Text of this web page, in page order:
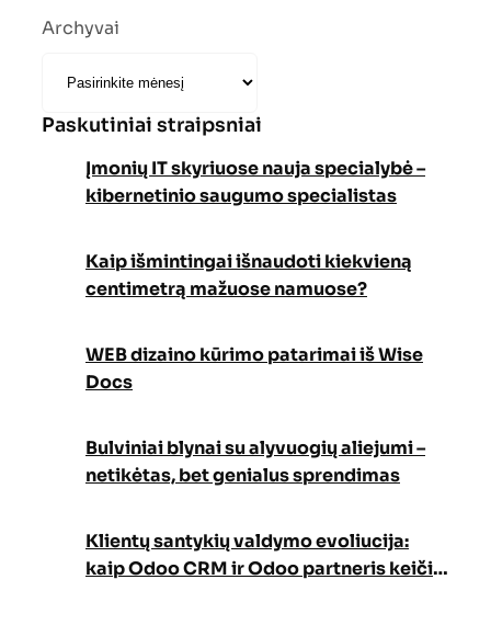
Archyvai
Paskutiniai straipsniai
Įmonių IT skyriuose nauja specialybė –
kibernetinio saugumo specialistas
Kaip išmintingai išnaudoti kiekvieną
centimetrą mažuose namuose?
WEB dizaino kūrimo patarimai iš Wise
Docs
Bulviniai blynai su alyvuogių aliejumi –
netikėtas, bet genialus sprendimas
Klientų santykių valdymo evoliucija:
kaip Odoo CRM ir Odoo partneris keičia